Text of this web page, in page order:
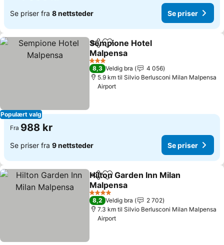
Se priser fra 8 nettsteder Se priser
Populært valg
Del Legg til i favoritter
Sempione Hotel
Malpensa
Se priser
3 Stjerner
8,3 Veldig bra
4 056
5.9 km til Silvio Berlusconi Milan Malpensa
Airport
Fra 988 kr
Se priser fra 9 nettsteder Se priser
Del Legg til i favoritter
Hilton Garden Inn Milan
Malpensa
Se priser
4 Stjerner
8,2 Veldig bra
2 702
7.3 km til Silvio Berlusconi Milan Malpensa
Airport